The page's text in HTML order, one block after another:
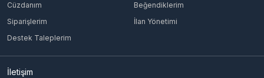
Cüzdanım
Beğendiklerim
Siparişlerim
İlan Yönetimi
Destek Taleplerim
İletişim